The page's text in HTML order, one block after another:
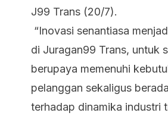
J99 Trans (20/7).
“Inovasi senantiasa
di Juragan99 Trans, untuk
berupaya memenuhi
pelanggan sekaligus
terhadap dinamika industri